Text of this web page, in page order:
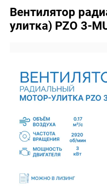
Вентилятор
улитка) PZO 3-